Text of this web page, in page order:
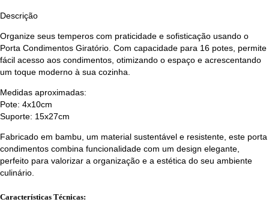
Descrição
Organize seus temperos com praticidade e sofisticação usando o
Porta Condimentos Giratório. Com capacidade para 16 potes, permite
fácil acesso aos condimentos, otimizando o espaço e acrescentando
um toque moderno à sua cozinha.
Medidas aproximadas:
Pote: 4x10cm
Suporte: 15x27cm
Fabricado em bambu, um material sustentável e resistente, este porta
condimentos combina funcionalidade com um design elegante,
perfeito para valorizar a organização e a estética do seu ambiente
culinário.
Características Técnicas: